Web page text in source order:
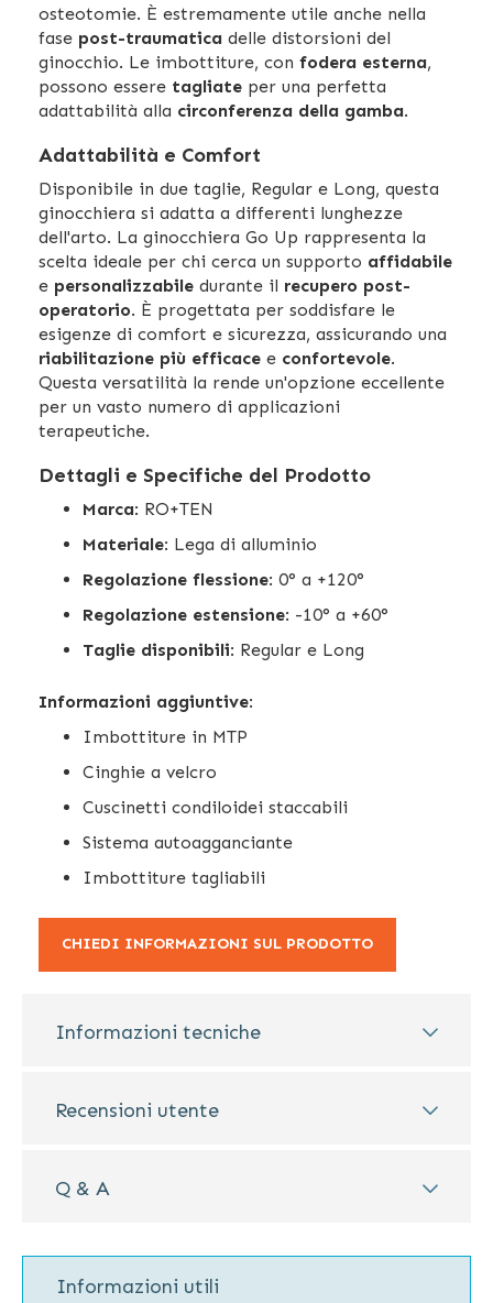
osteotomie. È estremamente utile anche nella
fase post-traumatica delle distorsioni del
ginocchio. Le imbottiture, con fodera esterna,
possono essere tagliate per una perfetta
adattabilità alla circonferenza della gamba.
Adattabilità e Comfort
Disponibile in due taglie, Regular e Long, questa
ginocchiera si adatta a differenti lunghezze
dell'arto. La ginocchiera Go Up rappresenta la
scelta ideale per chi cerca un supporto affidabile
e personalizzabile durante il recupero post-
operatorio. È progettata per soddisfare le
esigenze di comfort e sicurezza, assicurando una
riabilitazione più efficace e confortevole.
Questa versatilità la rende un'opzione eccellente
per un vasto numero di applicazioni
terapeutiche.
Dettagli e Specifiche del Prodotto
Marca: RO+TEN
Materiale: Lega di alluminio
Regolazione flessione: 0° a +120°
Regolazione estensione: -10° a +60°
Taglie disponibili: Regular e Long
Informazioni aggiuntive:
Imbottiture in MTP
Cinghie a velcro
Cuscinetti condiloidei staccabili
Sistema autoagganciante
Imbottiture tagliabili
CHIEDI INFORMAZIONI SUL PRODOTTO
Informazioni tecniche
Recensioni utente
Q & A
Informazioni utili